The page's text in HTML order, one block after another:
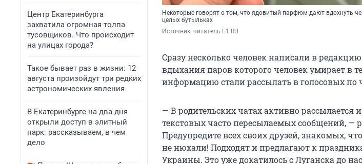
Центр Екатеринбурга
захватила огромная толпа
тусовщиков. Что происходит
на улицах города?
Такое бывает раз в жизни: 12
августа произойдут три редких
астрономических явления
В Екатеринбурге на два дня
открыли доступ в элитный
парк: рассказываем, в чем
дело
Некоторые говорят о том, что ядовитый парфюм дают вдохнуть
целых бутыльках
Источник: читатель E1.RU
Сразу несколько человек написали в
вдыхания паров которого человек умирает в
информацию стали рассылать в голосовых по
— В родительских чатах активно
текстовых часто пересылаемых сообщений, —
Предупредите всех своих друзей, знакомых,
не нюхали! Подходят и предлагают к
Украины. Это уже докатилось с Луганска до